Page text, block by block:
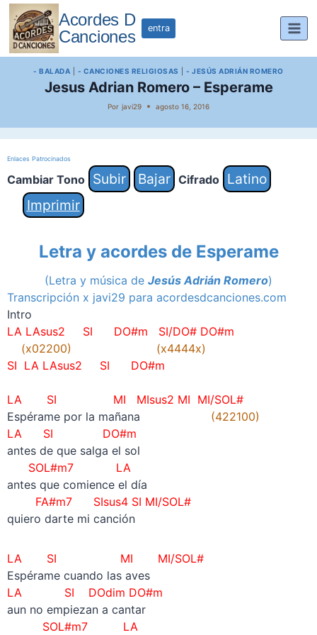
Saltar
contenido
Acordes D
Canciones
entra
- BALADA - CANCIONES RELIGIOSAS |- JESÚS ADRIÁN ROMERO
Jesus Adrian Romero – Esperame
Por javi29 agosto 16, 2016
Enlaces Patrocinados
Cambiar Tono Subir Bajar Cifrado
Latino
Imprimir
Letra y acordes de Esperame
(Letra y música de Jesús Adrián Romero)
Transcripción x javi29 para acordesdcanciones.com
Intro
LA LAsus2 SI DO#m SI/DO# DO#m
(x02200) (x4444x)
SI LA LAsus2 SI DO#m
LA SI MI MIsus2 MI MI/SOL#
Espérame por la mañana (422100)
LA SI DO#m
antes de que salga el sol
SOL#m7 LA
antes que comience el día
FA#m7 SIsus4 SI MI/SOL#
quiero darte mi canción
LA SI MI
MI/SOL#
Espérame cuando las aves
LA SI DOdim DO#m
aun no empiezan a cantar
SOL#m7 LA